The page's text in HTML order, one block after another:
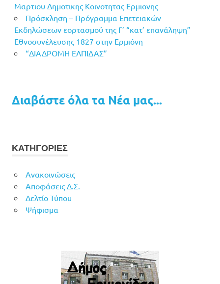
Μαρτιου Δημοτικης Κοινοτητας Ερμιονης
Πρόσκληση – Πρόγραμμα Επετειακών
Εκδηλώσεων εορτασμού της Γ’ “κατ’ επανάληψη”
Εθνοσυνέλευσης 1827 στην Ερμιόνη
“ΔΙΑΔΡΟΜΗ ΕΛΠΙΔΑΣ”
Διαβάστε όλα τα Νέα μας...
ΚΑΤΗΓΟΡΙΕΣ
Ανακοινώσεις
Αποφάσεις Δ.Σ.
Δελτίο Τύπου
Ψήφισμα